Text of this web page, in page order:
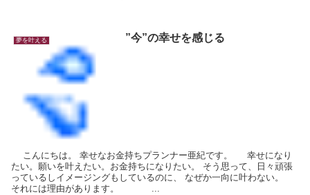
夢を叶える ”今”の幸せを感じる
こんにちは。 幸せなお金持ちプランナー亜紀です。 幸せになり
たい。願いを叶えたい。お金持ちになりたい。 そう思って、日々頑張
っているしイメージングもしているのに、 なぜか一向に叶わない。
それには理由があります。 ...